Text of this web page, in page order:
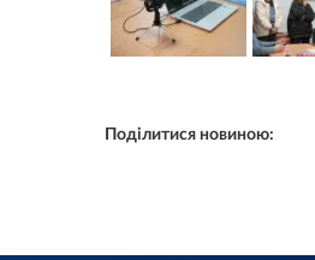
Поділитися новиною: